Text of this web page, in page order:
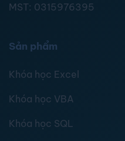
MST: 0315976395
Sản phẩm
Khóa học Excel
Khóa học VBA
Khóa học SQL